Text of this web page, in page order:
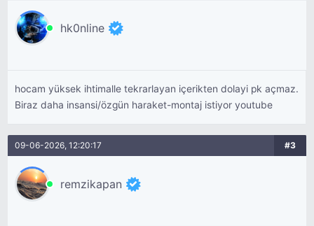
hk0nline
hocam yüksek ihtimalle tekrarlayan içerikten dolayi pk açmaz.
Biraz daha insansi/özgün haraket-montaj istiyor youtube
09-06-2026, 12:20:17 #3
remzikapan